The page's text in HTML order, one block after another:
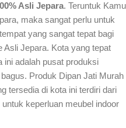
Asli Jepara. Teruntuk Kamu
maka sangat perlu untuk
yang sangat tepat bagi
Asli Jepara. Kota yang tepat
ini adalah pusat produksi
Produk Dipan Jati Murah
tersedia di kota ini terdiri dari
keperluan meubel indoor